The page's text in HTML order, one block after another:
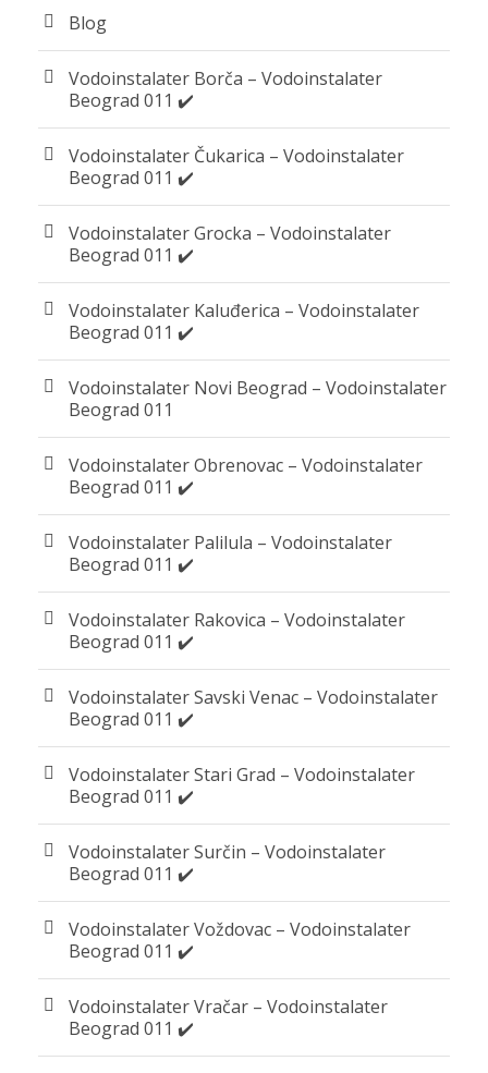
Blog
Vodoinstalater Borča – Vodoinstalater
Beograd 011 ✔️
Vodoinstalater Čukarica – Vodoinstalater
Beograd 011 ✔️
Vodoinstalater Grocka – Vodoinstalater
Beograd 011 ✔️
Vodoinstalater Kaluđerica – Vodoinstalater
Beograd 011 ✔️
Vodoinstalater Novi Beograd – Vodoinstalater
Beograd 011
Vodoinstalater Obrenovac – Vodoinstalater
Beograd 011 ✔️
Vodoinstalater Palilula – Vodoinstalater
Beograd 011 ✔️
Vodoinstalater Rakovica – Vodoinstalater
Beograd 011 ✔️
Vodoinstalater Savski Venac – Vodoinstalater
Beograd 011 ✔️
Vodoinstalater Stari Grad – Vodoinstalater
Beograd 011 ✔️
Vodoinstalater Surčin – Vodoinstalater
Beograd 011 ✔️
Vodoinstalater Voždovac – Vodoinstalater
Beograd 011 ✔️
Vodoinstalater Vračar – Vodoinstalater
Beograd 011 ✔️